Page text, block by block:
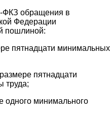
ФКЗ обращения в
Федерации
пошлиной:
пятнадцати минимальных
пятнадцати
труда;
одного минимального